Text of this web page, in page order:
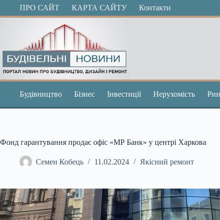
ПерейтиПРО САЙТ КАРТА САЙТУ Контакти
Будівництво Бізнес Інвестиції Нерухомість
Фонд гарантування продає офіс «МР Банк» у центрі Харкова
Семен Кобець 11.02.2024 Якісний ремонт